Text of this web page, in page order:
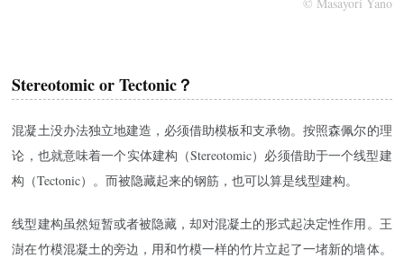
Stereotomic or Tectonic？
混凝土没办法独立地建造，必须借助模板和支承物。按照森佩尔的理
论，也就意味着一个实体建构（Stereotomic）必须借助于一个线型建
构（Tectonic）。而被隐藏起来的钢筋，也可以算是线型建构。
线型建构虽然短暂或者被隐藏，却对混凝土的形式起决定性作用。王
澍在竹模混凝土的旁边，用和竹模一样的竹片立起了一堵新的墙体。